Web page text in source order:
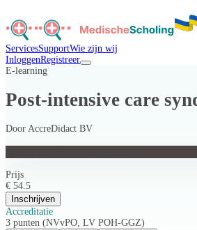
ServicesSupportWie zijn wij
InloggenRegistreer
E-learning
Post-intensive care
Door AccreDidact BV
Prijs
€ 54.5
Inschrijven
Accreditatie
3 punten (NVvPO, LV POH-GGZ)